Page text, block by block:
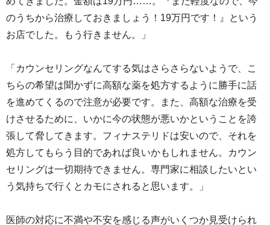
のうちから治療しておきましょう！19万円です！』という
お店でした。もう行きません。」
「カウンセリングなんてする気はさらさらないようで、こ
ちらの希望は聞かずに高額な薬を処方するように勝手に話
を進めてくるので注意が必要です。また、高額な治療を受
けさせるために、いかに今の状態が悪いかということを誇
張して脅してきます。フィナステリドは安いので、それを
処方してもらう目的であれば良いかもしれません。カウン
セリングは一切期待できません。専門家に相談したいとい
う気持ちで行くとカモにされると思います。」
医師の対応に不満や不安を感じる声がいくつか見受けられ